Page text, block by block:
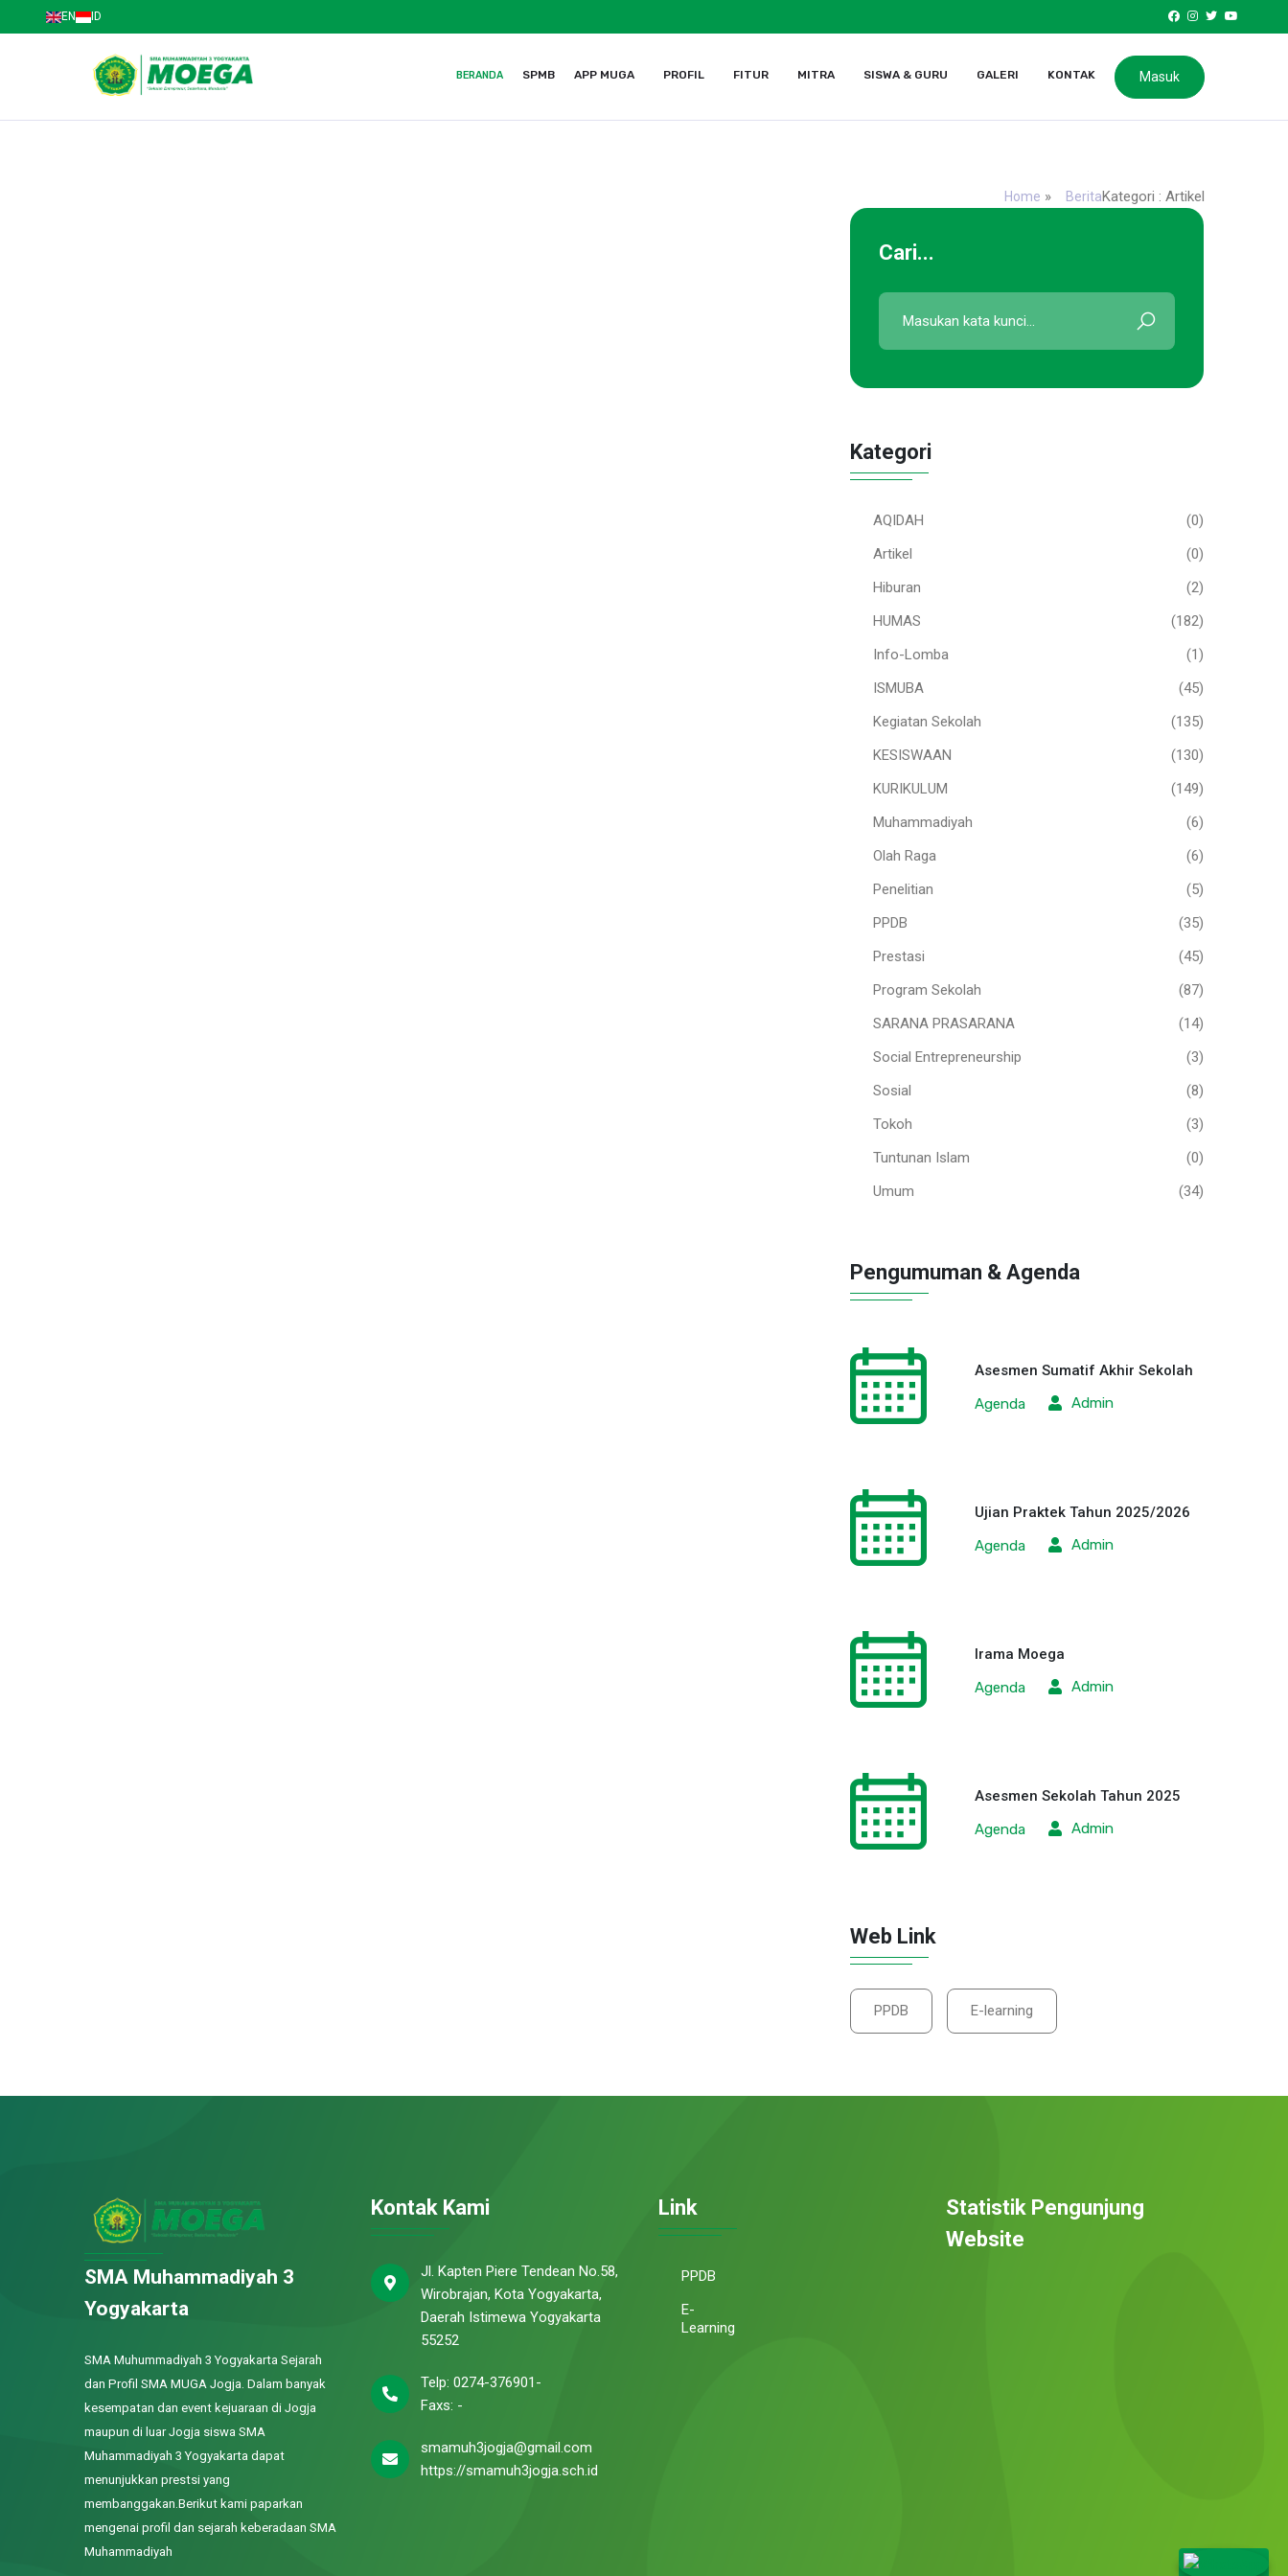
EN ID
Masuk
BERANDA SPMB APP MUGA PROFIL FITUR MITRA SISWA & GURU GALERI KONTAK
Home » BeritaKategori : Artikel
Cari...
Kategori
AQIDAH
(0)
Artikel
(0)
Hiburan
(2)
HUMAS
(182)
Info-Lomba
(1)
ISMUBA
(45)
Kegiatan Sekolah
(135)
KESISWAAN
(130)
KURIKULUM
(149)
Muhammadiyah
(6)
Olah Raga
(6)
Penelitian
(5)
PPDB
(35)
Prestasi
(45)
Program Sekolah
(87)
SARANA PRASARANA
(14)
Social Entrepreneurship
(3)
Sosial
(8)
Tokoh
(3)
Tuntunan Islam
(0)
Umum
(34)
Pengumuman & Agenda
Asesmen Sumatif Akhir Sekolah
Agenda
Admin
Ujian Praktek Tahun 2025/2026
Agenda
Admin
Irama Moega
Agenda
Admin
Asesmen Sekolah Tahun 2025
Agenda
Admin
Web Link
PPDB E-learning
SMA Muhammadiyah 3
Yogyakarta
SMA Muhummadiyah 3 Yogyakarta Sejarah
dan Profil SMA MUGA Jogja. Dalam banyak
kesempatan dan event kejuaraan di Jogja
maupun di luar Jogja siswa SMA
Muhammadiyah 3 Yogyakarta dapat
menunjukkan prestsi yang
membanggakan.Berikut kami paparkan
mengenai profil dan sejarah keberadaan SMA
Muhammadiyah
Kontak Kami
Jl. Kapten Piere Tendean No.58,
Wirobrajan, Kota Yogyakarta,
Daerah Istimewa Yogyakarta
55252
Telp: 0274-376901-
Faxs: -
smamuh3jogja@gmail.com
https://smamuh3jogja.sch.id
Link
PPDB
E-
Learning
Statistik Pengunjung
Website